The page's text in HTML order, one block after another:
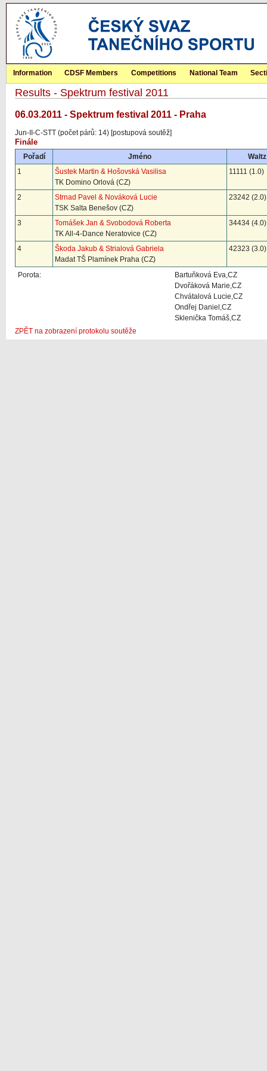
Information CDSF Members Competitions National Team
Results - Spektrum festival 2011
06.03.2011 - Spektrum festival 2011 - Praha
Jun-II-C-STT (počet párů: 14) [postupová soutěž]
Finále
Pořadí Jméno
Waltz
1
Šustek Martin & Hošovská Vasilisa
TK Domino Orlová (CZ)
11111 (1.0)
2
Strnad Pavel & Nováková Lucie
TSK Salta Benešov (CZ)
23242 (2.0)
3
Tomášek Jan & Svobodová Roberta
TK All-4-Dance Neratovice (CZ)
34434 (4.0)
4
Škoda Jakub & Strialová Gabriela
Madat TŠ Plamínek Praha (CZ)
42323 (3.0)
Porota:
Bartuňková Eva,CZ
Dvořáková Marie,CZ
Chvátalová Lucie,CZ
Ondřej Daniel,CZ
Sklenička Tomáš,CZ
ZPĚT na zobrazení protokolu soutěže